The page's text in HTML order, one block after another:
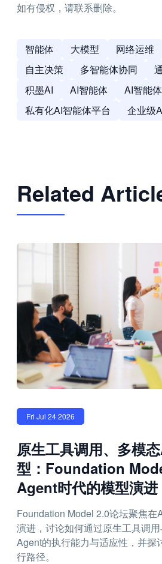
如有侵权，请联系删除。
智能体 大模型 网络运维
自主决策
多智能体协同
积墨AI
AI智能体
AI智能
私有化AI智能体平台
企业级
Related
Fri Jul 24 2026
原生工具调用、多模
型：Foundation
Agent时代的模型演进
Foundation Model 2.0论坛聚焦在
演进，讨论如何通过原生工具调
Agent的执行能力与适应性，并探
行路径。